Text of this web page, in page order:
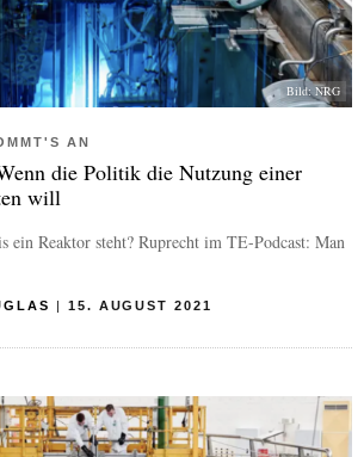
Bild: NRG
AN
die Politik die Nutzung einer
will
ein Reaktor steht? Ruprecht im TE-Podcast: Man
| 15. AUGUST 2021